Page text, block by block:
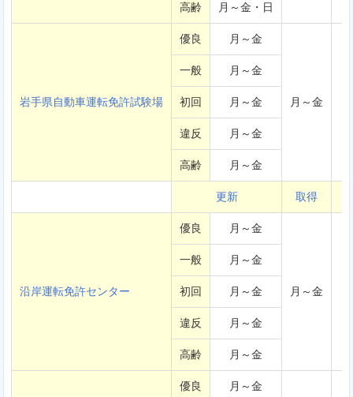
高齢 月～金・日
岩手県自動車運転免許試験場
優良 月～金
月～金
一般 月～金
初回 月～金
違反 月～金
高齢 月～金
更新 取得
沿岸運転免許センター
優良 月～金
月～金
一般 月～金
初回 月～金
違反 月～金
高齢 月～金
優良 月～金